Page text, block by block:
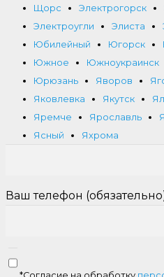
Щорс
Электрогорск
Электроугли
Элиста
Юбилейный
Югорск
Южное
Южноукраинск
Юрюзань
Яворов
Яковлевка
Якутск
Яремче
Ярославль
Ясный
Яхрома
Ваш телефон